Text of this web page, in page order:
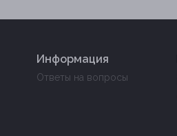
Информация
Ответы на вопросы